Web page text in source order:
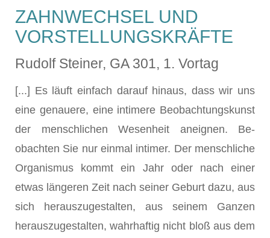
ZAHNWECHSEL UND
VORSTELLUNGSKRÄFTE
Rudolf Steiner, GA 301, 1. Vortag
[...] Es läuft einfach darauf hinaus, dass wir uns
eine genauere, eine in­timere Beobachtungskunst
der menschlichen Wesenheit aneignen. Be­
obachten Sie nur einmal intimer. Der menschliche
Organismus kommt ein Jahr oder nach einer
etwas längeren Zeit nach seiner Geburt dazu, aus
sich herauszugestalten, aus seinem Ganzen
herauszugestalten, wahr­haftig nicht bloß aus dem